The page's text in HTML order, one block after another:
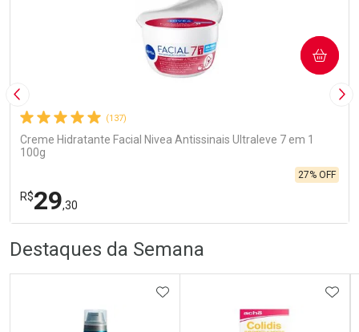
Imagem Anterior
(137)
Creme Hidratante Facial Nivea Antissinais Ultraleve 7 em 1
100g
R$29,30
27% OFF
COMPRAR
Laboratório
Por Menos
Destaques da Semana
ADICIONAR AOS FAVORITOS